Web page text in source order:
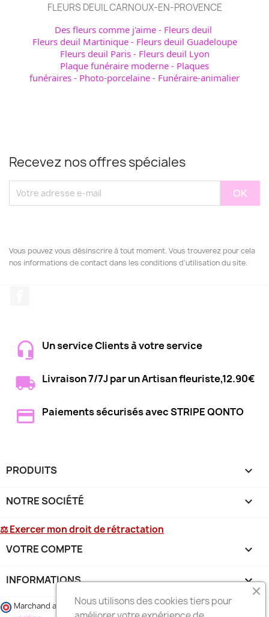
FLEURS DEUIL CARNOUX-EN-PROVENCE
Des fleurs comme j'aime - Fleurs deuil
Fleurs deuil Martinique- Fleurs deuil Guadeloupe
Fleurs deuil Paris- Fleurs deuil Lyon
Plaque funéraire moderne - Plaques
funéraires - Photo-porcelaine - Funéraire-animalier
Recevez nos offres spéciales
Vous pouvez vous désinscrire à tout moment. Vous trouverez pour cela
nos informations de contact dans les conditions d'utilisation du site.
Un service Clients à votre service
Livraison 7/7J par un Artisan fleuriste,12.90€
Paiements sécurisés avec STRIPE QONTO
PRODUITS 
NOTRE SOCIÉTÉ 
⚖ Exercer mon droit de rétractation
VOTRE COMPTE 
INFORMATIONS keyboard_arrow_down
Marchand approuvé par la Société des Avis Garantis,cliquez ici pour
Nous utilisons des cookies tiers pour